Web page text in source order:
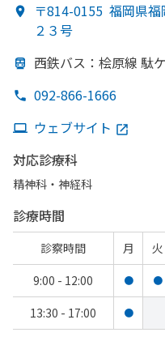
〒814-0155 福岡県
２３号
西鉄バス：桧原線 駄
092-866-1666
ウェブサイト
対応診療科
精神科・神経科
診療時間
診察時間 月 火
9:00 - 12:00
● ●
13:30 - 17:00 ●